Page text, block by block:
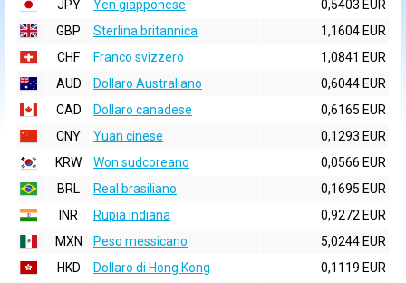
JPY
Yen giapponese
0,5403 EUR
GBP
Sterlina britannica
1,1604 EUR
CHF
Franco svizzero
1,0841 EUR
AUD
Dollaro Australiano
0,6044 EUR
CAD
Dollaro canadese
0,6165 EUR
CNY
Yuan cinese
0,1293 EUR
KRW
Won sudcoreano
0,0566 EUR
BRL
Real brasiliano
0,1695 EUR
INR
Rupia indiana
0,9272 EUR
MXN
Peso messicano
5,0244 EUR
HKD
Dollaro di Hong Kong
0,1119 EUR